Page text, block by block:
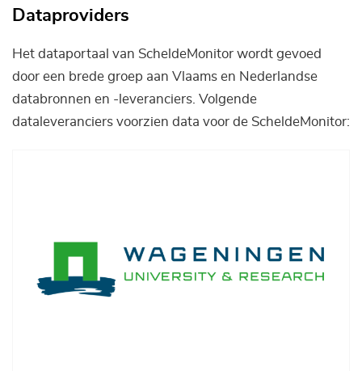
Dataproviders
Het dataportaal van ScheldeMonitor wordt gevoed
door een brede groep aan Vlaams en Nederlandse
databronnen en -leveranciers. Volgende
dataleveranciers voorzien data voor de ScheldeMonitor: